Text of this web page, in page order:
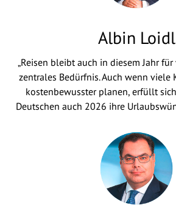
Albin Loidl
„Reisen bleibt auch in diesem Jahr
zentrales Bedürfnis. Auch wenn viele
kostenbewusster planen, erfüllt
Deutschen auch 2026 ihre